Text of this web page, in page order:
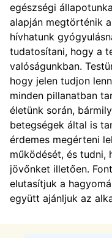
egészségi
alapján megtörténik
hívhatunk
tudatosítani, hogy a
valóságunkban.
hogy jelen tudjon
minden pillanatban
életünk során,
betegségek által is
érdemes megérteni
működését, és tudni,
jövőnket illetően.
elutasítjuk a
együtt ajánljuk az